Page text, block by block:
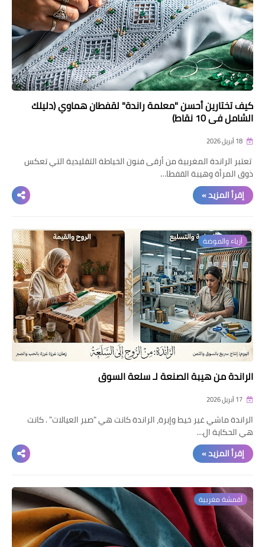
كيف تختارين أحسن "معلمة راندة" لقفطان هماوي (دليلك
الشامل في 10 نقاط)
​ تعتبر الراندة المغربية من أرقى فنون الخياطة التقليدية التي تعكس
ذوق المرأة وهيبة القفطا…
إقرأ المزيد »
أزياء والموضة
الراندة من هيبة الصنعة لـ سلعة السوق
الراندة ماشي غير خيط وإبرة، الراندة كانت هي "صبر العيالات" . كانت
هي الحكاية ال…
إقرأ المزيد »
أقمشة مغربية